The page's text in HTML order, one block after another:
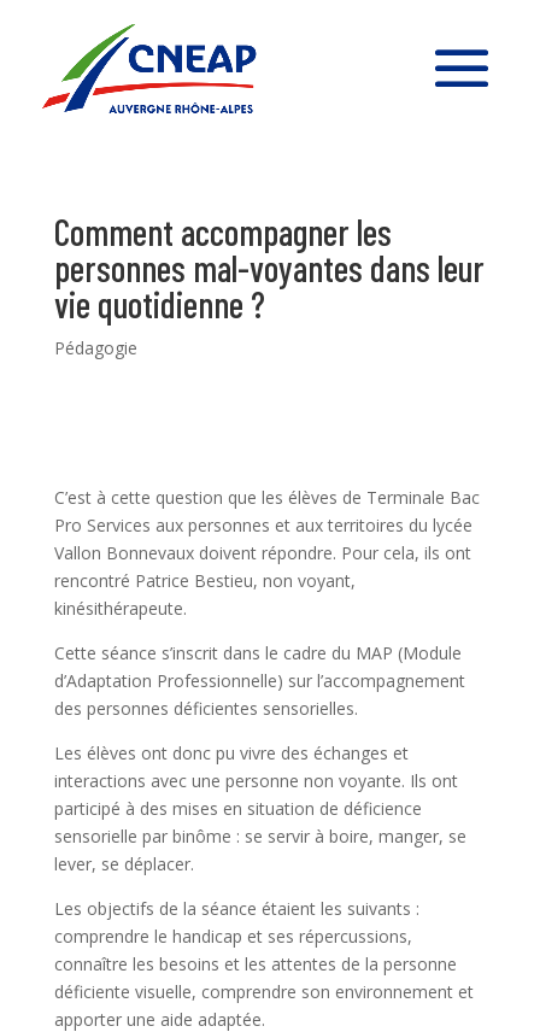
Comment accompagner les
personnes mal-voyantes dans leur
vie quotidienne ?
Pédagogie
C’est à cette question que les élèves de Terminale Bac
Pro Services aux personnes et aux territoires du lycée
Vallon Bonnevaux doivent répondre. Pour cela, ils ont
rencontré Patrice Bestieu, non voyant,
kinésithérapeute.
Cette séance s’inscrit dans le cadre du MAP (Module
d’Adaptation Professionnelle) sur l’accompagnement
des personnes déficientes sensorielles.
Les élèves ont donc pu vivre des échanges et
interactions avec une personne non voyante. Ils ont
participé à des mises en situation de déficience
sensorielle par binôme : se servir à boire, manger, se
lever, se déplacer.
Les objectifs de la séance étaient les suivants :
comprendre le handicap et ses répercussions,
connaître les besoins et les attentes de la personne
déficiente visuelle, comprendre son environnement et
apporter une aide adaptée.